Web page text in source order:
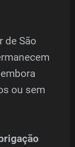
de São
ou sem